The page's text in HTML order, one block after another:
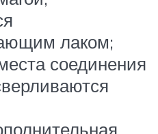
лаком;
соединения